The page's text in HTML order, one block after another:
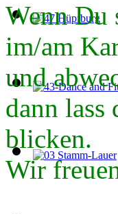
Wenn Du
im/am
und
dann lass
blicken.
Wir